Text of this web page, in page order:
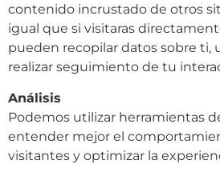
contenido incrustado de otros
igual que si visitaras
pueden recopilar datos sobre ti,
realizar seguimiento de tu
Análisis
Podemos utilizar herramientas
entender mejor el
visitantes y optimizar la